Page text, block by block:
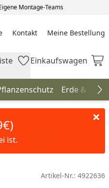
Montage-Teams
Kontakt Meine Bestellung
Meine Bestellung
Einkaufswagen
Einkaufswagen
Erde &
ist.
Artikel-Nr.: 4922636